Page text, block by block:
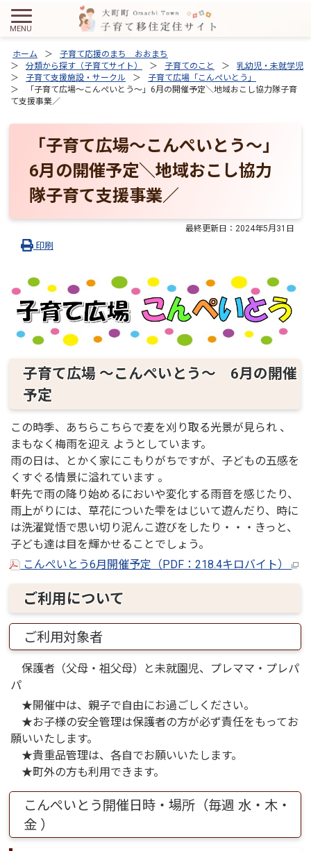
ホーム
子育て応援のまち おおまち
分類から探す（子育てサイト）
子育てのこと
乳幼児・未就学児
子育て支援施設・サークル
子育て広場「こんぺいとう」
「子育て広場～こんぺいとう～」6月の開催予定＼地域おこし協力隊子育
て支援事業／
「子育て広場～こんぺいとう～」
6月の開催予定＼地域おこし協力
隊子育て支援事業／
最終更新日： 2024年5月31日
印刷
子育て広場 ～こんぺいとう～ 6月の開催
予定
この時季、あちらこちらで麦を刈り取る光景が見られ 、
まもなく梅雨を迎え ようとしています。
雨の日は、とかく家にこもりがちですが、子どもの五感を
くすぐる情景に溢れています 。
軒先で雨の降り始めるにおいや変化する雨音を感じたり、
雨上がりには、草花についた雫をはじいて遊んだり、時に
は洗濯覚悟で思い切り泥んこ遊びをしたり・・・きっと、
子ども達は目を輝かせることでしょう。
こんぺいとう6月開催予定（PDF：218.4キロバイト）
ご利用について
ご利用対象者
保護者（父母・祖父母）と未就園児、プレママ・プレパ
パ
★開催中は、親子で自由にお過ごしください。
★お子様の安全管理は保護者の方が必ず責任をもってお
願いいたします。
★貴重品管理は、各自でお願いいたします。
★町外の方も利用できます。
こんぺいとう開催日時・場所（毎週 水・木・
金 ）